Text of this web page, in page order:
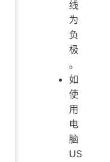
线
为
负
极
。
如
使
用
电
脑
US